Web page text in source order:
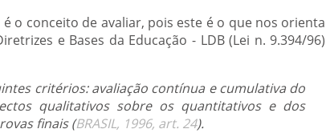
o conceito de avaliar, pois este é o que nos orienta
e Bases da Educação - LDB (Lei n. 9.394/96)
critérios: avaliação contínua e cumulativa do
qualitativos sobre os quantitativos e dos
finais (BRASIL, 1996, art. 24).